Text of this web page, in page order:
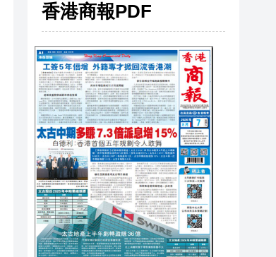
香港商報PDF